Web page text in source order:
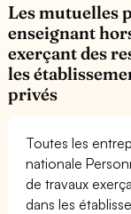
Les mutuelles
enseignant
exerçant des
les
privés
Toutes les
nationale
de travaux
dans les